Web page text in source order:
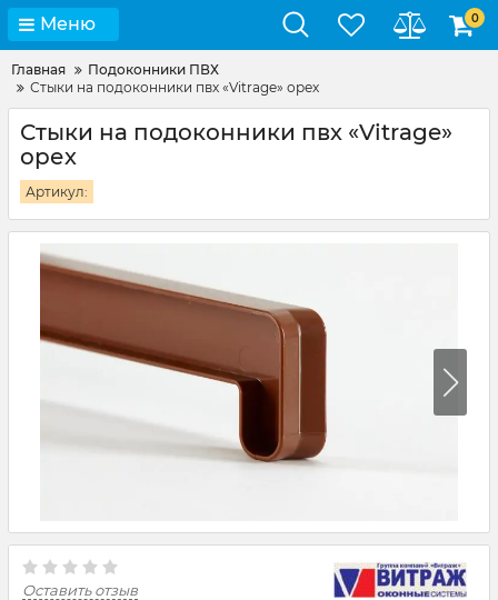
Меню 0
Главная
Подоконники ПВХ
Стыки на подоконники пвх «Vitrage» орех
Стыки на подоконники пвх «Vitrage»
орех
Артикул:
Оставить отзыв